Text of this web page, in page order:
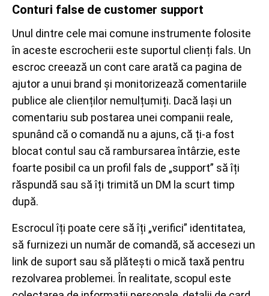
Conturi false de customer support
Unul dintre cele mai comune instrumente folosite
în aceste escrocherii este suportul clienți fals. Un
escroc creează un cont care arată ca pagina de
ajutor a unui brand și monitorizează comentariile
publice ale clienților nemulțumiți. Dacă lași un
comentariu sub postarea unei companii reale,
spunând că o comandă nu a ajuns, că ți-a fost
blocat contul sau că rambursarea întârzie, este
foarte posibil ca un profil fals de „support” să îți
răspundă sau să îți trimită un DM la scurt timp
după.
Escrocul îți poate cere să îți „verifici” identitatea,
să furnizezi un număr de comandă, să accesezi un
link de suport sau să plătești o mică taxă pentru
rezolvarea problemei. În realitate, scopul este